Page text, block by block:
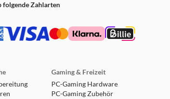
Zahlarten
Gaming & Freizeit
PC-Gaming Hardware
PC-Gaming Zubehör